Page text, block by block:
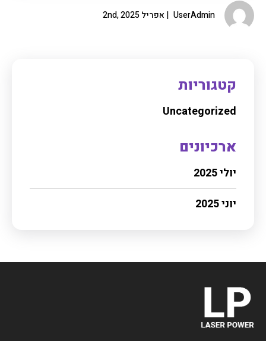
UserAdmin אפריל 2nd, 2025
קטגוריות
Uncategorized
ארכיונים
יולי 2025
יוני 2025